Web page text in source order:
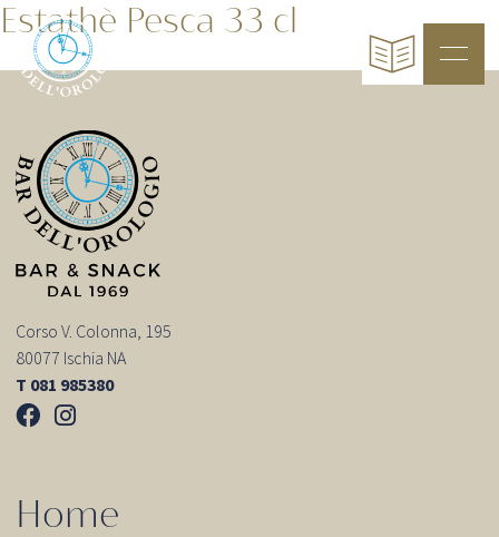
Estathè Pesca 33 cl
Corso V. Colonna, 195
80077 Ischia NA
T 081 985380
Home